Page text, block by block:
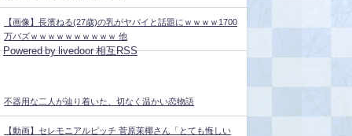
【画像】長濱ねる(27歳)の乳がヤバイと話題にｗｗｗｗ1700
万バズｗｗｗｗｗｗｗｗｗｗ 他
Powered by livedoor 相互RSS
不器用な二人が辿り着いた、切なく温かい恋物語
【動画】セレモニアルピッチ 菅原茉椰さん「とても悔しい